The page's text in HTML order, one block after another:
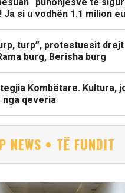
Ja si u vodhën 1.1 milion
turp”, protestuesit drejt
burg, Berisha burg
Kombëtare. Kultura,
qeveria
NEWS • TË FUNDIT